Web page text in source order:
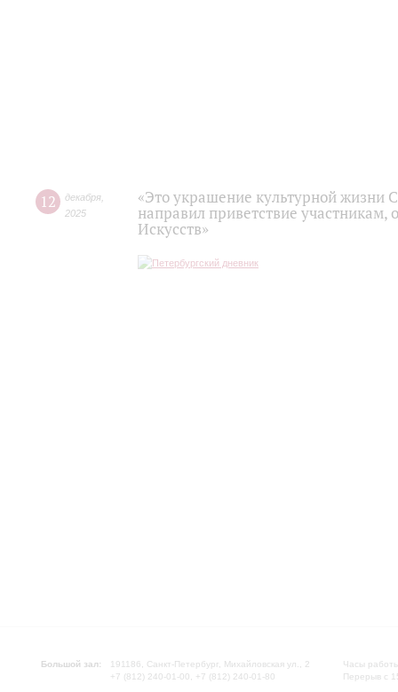
12 декабря
2025
«Это украшение культурной жизни
направил приветствие участникам,
Искусств»
Большой зал:
191186, Санкт-Петербург, Михайловская ул., 2
+7 (812) 240-01-00, +7 (812) 240-01-80
Часы
Перерыв с